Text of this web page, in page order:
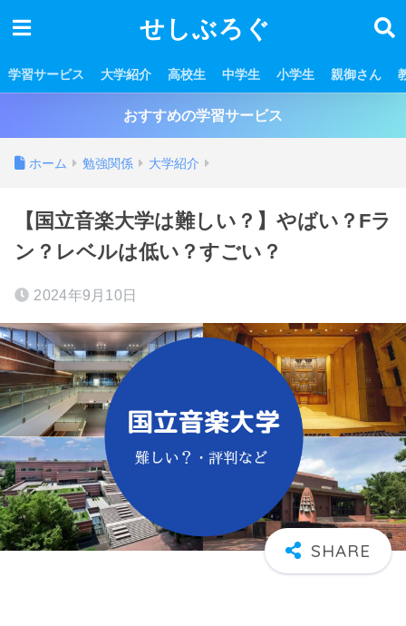
せしぶろぐ
学習サービス 大学紹介 高校生 中学生 小学生 親御さん
おすすめの学習サービス
ホーム 勉強関係 大学紹介
【国立音楽大学は難しい？】やばい？Fラ
ン？レベルは低い？すごい？
2024年9月10日